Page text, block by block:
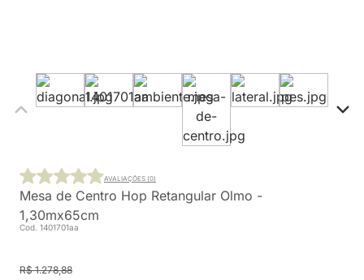
Mesa de Centro Hop Retangular Olmo -
1,30mx65cm
Cod. 1401701aa
AVALIAÇÕES (0)
R$ 1.278,88